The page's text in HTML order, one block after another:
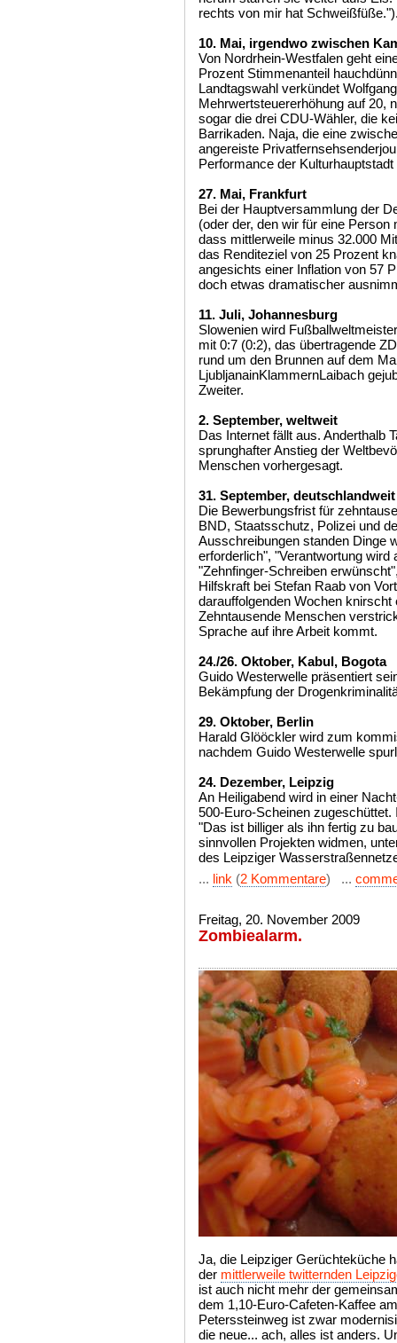
rechts von mir hat
10. Mai, irgendwo zwischen
Von Nordrhein-Westfalen geht
Prozent Stimmenanteil
Landtagswahl verkündet
Mehrwertsteuererhöhung auf 20,
sogar die drei CDU-Wähler, die
Barrikaden. Naja, die eine
angereiste
Performance der
27. Mai, Frankfurt
Bei der Hauptversammlung der
(oder der, den wir für eine
dass mittlerweile minus 32.000
das Renditeziel von 25 Prozent
angesichts einer Inflation von 57
doch etwas dramatischer
11. Juli, Johannesburg
Slowenien wird
mit 0:7 (0:2), das übertragende
rund um den Brunnen auf dem
LjubljanainKlammernLaibach
Zweiter.
2. September, weltweit
Das Internet fällt aus. Anderthalb
sprunghafter Anstieg der
Menschen vorhergesagt.
31. September, deutschlandweit
Die Bewerbungsfrist für
BND, Staatsschutz, Polizei und
Ausschreibungen standen Dinge
erforderlich", "Verantwortung wird
"Zehnfinger-Schreiben
Hilfskraft bei Stefan Raab von
darauffolgenden Wochen
Zehntausende Menschen
Sprache auf ihre Arbeit kommt.
24./26. Oktober, Kabul, Bogota
Guido Westerwelle präsentiert
Bekämpfung der
29. Oktober, Berlin
Harald Glööckler wird zum
nachdem Guido Westerwelle
24. Dezember, Leipzig
An Heiligabend wird in einer
500-Euro-Scheinen
"Das ist billiger als ihn fertig zu
sinnvollen Projekten widmen,
des Leipziger
... link (2 Kommentare) ...
Freitag, 20. November 2009
Zombiealarm.
Ja, die Leipziger Gerüchteküche
der mittlerweile twitternden
ist auch nicht mehr der
dem 1,10-Euro-Cafeten-Kaffee
Peterssteinweg ist zwar
die neue... ach, alles ist anders.